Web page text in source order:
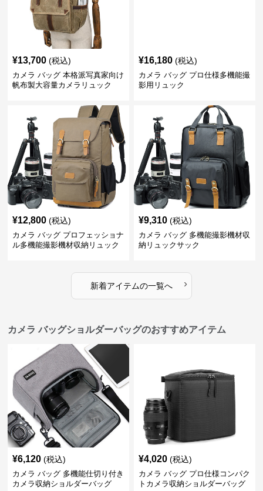
¥13,700 (税込)
カメラ バッグ 本格派写真家向け
帆布製大容量カメラリュック
¥16,180 (税込)
カメラ バッグ プロ仕様多機能撮
影用リュック
¥12,800 (税込)
カメラ バッグ プロフェッショナ
ル多機能撮影機材収納リュック
¥9,310 (税込)
カメラ バッグ 多機能撮影機材収
納リュックサック
新着アイテムの一覧へ ›
カメラ バッグショルダーバッグのおすすめアイテム
¥6,120 (税込)
カメラ バッグ 多機能仕切り付き
カメラ収納ショルダーバッグ
¥4,020 (税込)
カメラ バッグ プロ仕様コンパク
トカメラ収納ショルダーバッグ